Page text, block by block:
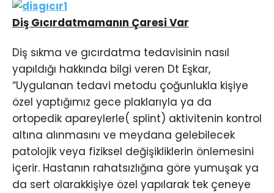
Diş Gıcırdatmamanın Çaresi Var
Diş sıkma ve gıcırdatma tedavisinin nasıl
yapıldığı hakkında bilgi veren Dt Eşkar,
“Uygulanan tedavi metodu çoğunlukla kişiye
özel yaptığımız gece plaklarıyla ya da
ortopedik apareylerle( splint) aktivitenin kontrol
altına alınmasını ve meydana gelebilecek
patolojik veya fiziksel değişikliklerin önlemesini
içerir. Hastanın rahatsızlığına göre yumuşak ya
da sert olarakkişiye özel yapılarak tek çeneye